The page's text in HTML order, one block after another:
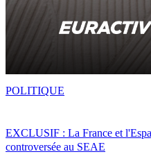
EXCLUSIF : La France et
controversée au SEAE
POLITIQUE